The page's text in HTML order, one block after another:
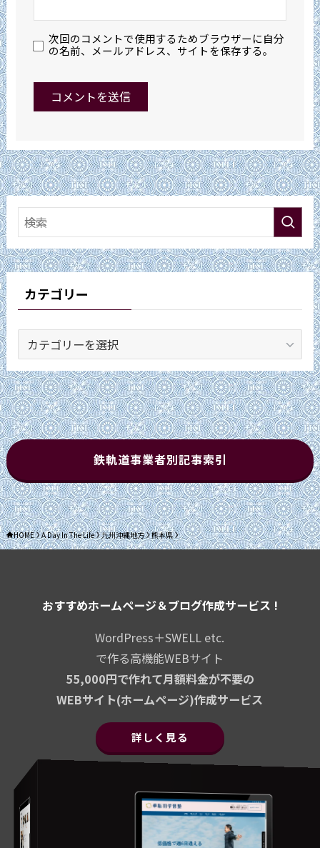
次回のコメントで使用するためブラウザーに自分
の名前、メールアドレス、サイトを保存する。
カテゴリー
テ
ゴ
リ
ー
鉄軌道事業者別記事索引
HOME A Day In The Life 九州沖縄地方 熊本県
おすすめホームページ＆ブログ作成サービス !
WordPress＋SWELL etc.
で作る高機能WEBサイト
55,000円で作れて月額料金が不要の
WEBサイト(ホームページ)作成サービス
詳しく見る